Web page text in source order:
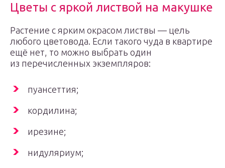
Цветы с яркой листвой на макушке
Растение с ярким окрасом листвы — цель
любого цветовода. Если такого чуда в квартире
ещё нет, то можно выбрать один
из перечисленных экземпляров:
пуансеттия;
кордилина;
ирезине;
нидуляриум;